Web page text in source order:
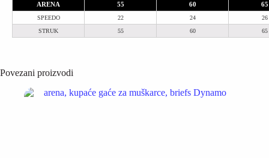
ARENA 55 60 65
SPEEDO 22 24
26
STRUK
55 60 65
Povezani proizvodi